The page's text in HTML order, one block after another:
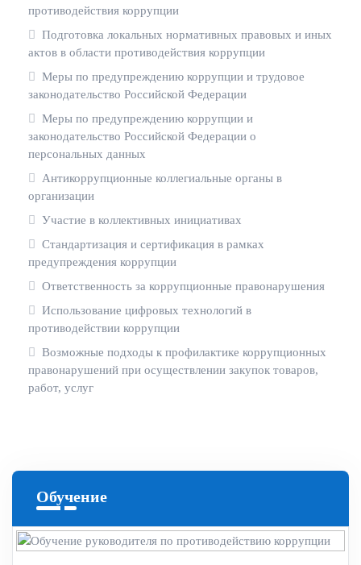
противодействия коррупции
Подготовка локальных нормативных правовых и иных
актов в области противодействия коррупции
Меры по предупреждению коррупции и трудовое
законодательство Российской Федерации
Меры по предупреждению коррупции и
законодательство Российской Федерации о
персональных данных
Антикоррупционные коллегиальные органы в
организации
Участие в коллективных инициативах
Стандартизация и сертификация в рамках
предупреждения коррупции
Ответственность за коррупционные правонарушения
Использование цифровых технологий в
противодействии коррупции
Возможные подходы к профилактике коррупционных
правонарушений при осуществлении закупок товаров,
работ, услуг
Обучение